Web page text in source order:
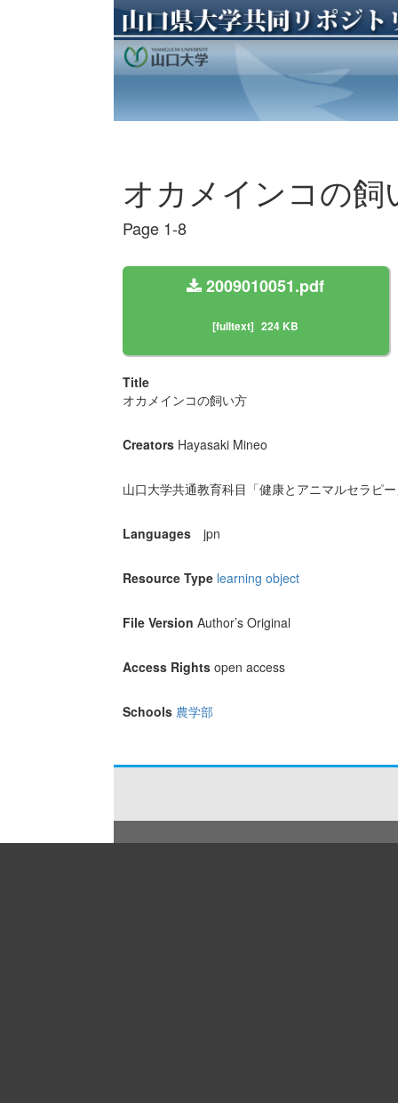
オカメインコの飼
Page 1-8
2009010051.pdf
[fulltext] 224 KB
Title
オカメインコの飼い方
Creators Hayasaki Mineo
山口大学共通教育科目「健康とアニマルセラピ
Languages jpn
Resource Type learning object
File Version Author’s Original
Access Rights open access
Schools 農学部